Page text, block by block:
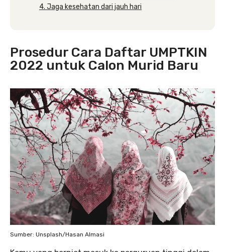
4. Jaga kesehatan dari jauh hari
Prosedur Cara Daftar UMPTKIN
2022 untuk Calon Murid Baru
Sumber: Unsplash/Hasan Almasi